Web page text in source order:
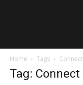
Home Tags Connect
Tag: Connect